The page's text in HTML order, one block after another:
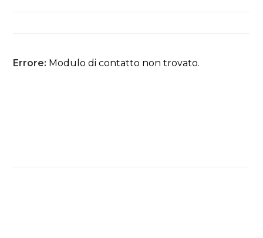
Errore: Modulo di contatto non trovato.